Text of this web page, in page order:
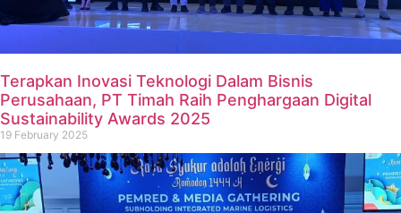
Terapkan Inovasi Teknologi Dalam Bisnis
Perusahaan, PT Timah Raih Penghargaan Digital
Sustainability Awards 2025
19 February 2025